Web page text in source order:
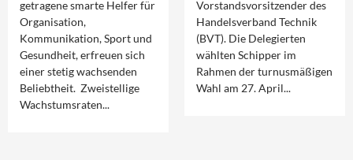
getragene smarte Helfer für
Organisation,
Kommunikation, Sport und
Gesundheit, erfreuen sich
einer stetig wachsenden
Beliebtheit. Zweistellige
Wachstumsraten...
Vorstandsvorsitzender des
Handelsverband Technik
(BVT). Die Delegierten
wählten Schipper im
Rahmen der turnusmäßigen
Wahl am 27. April...